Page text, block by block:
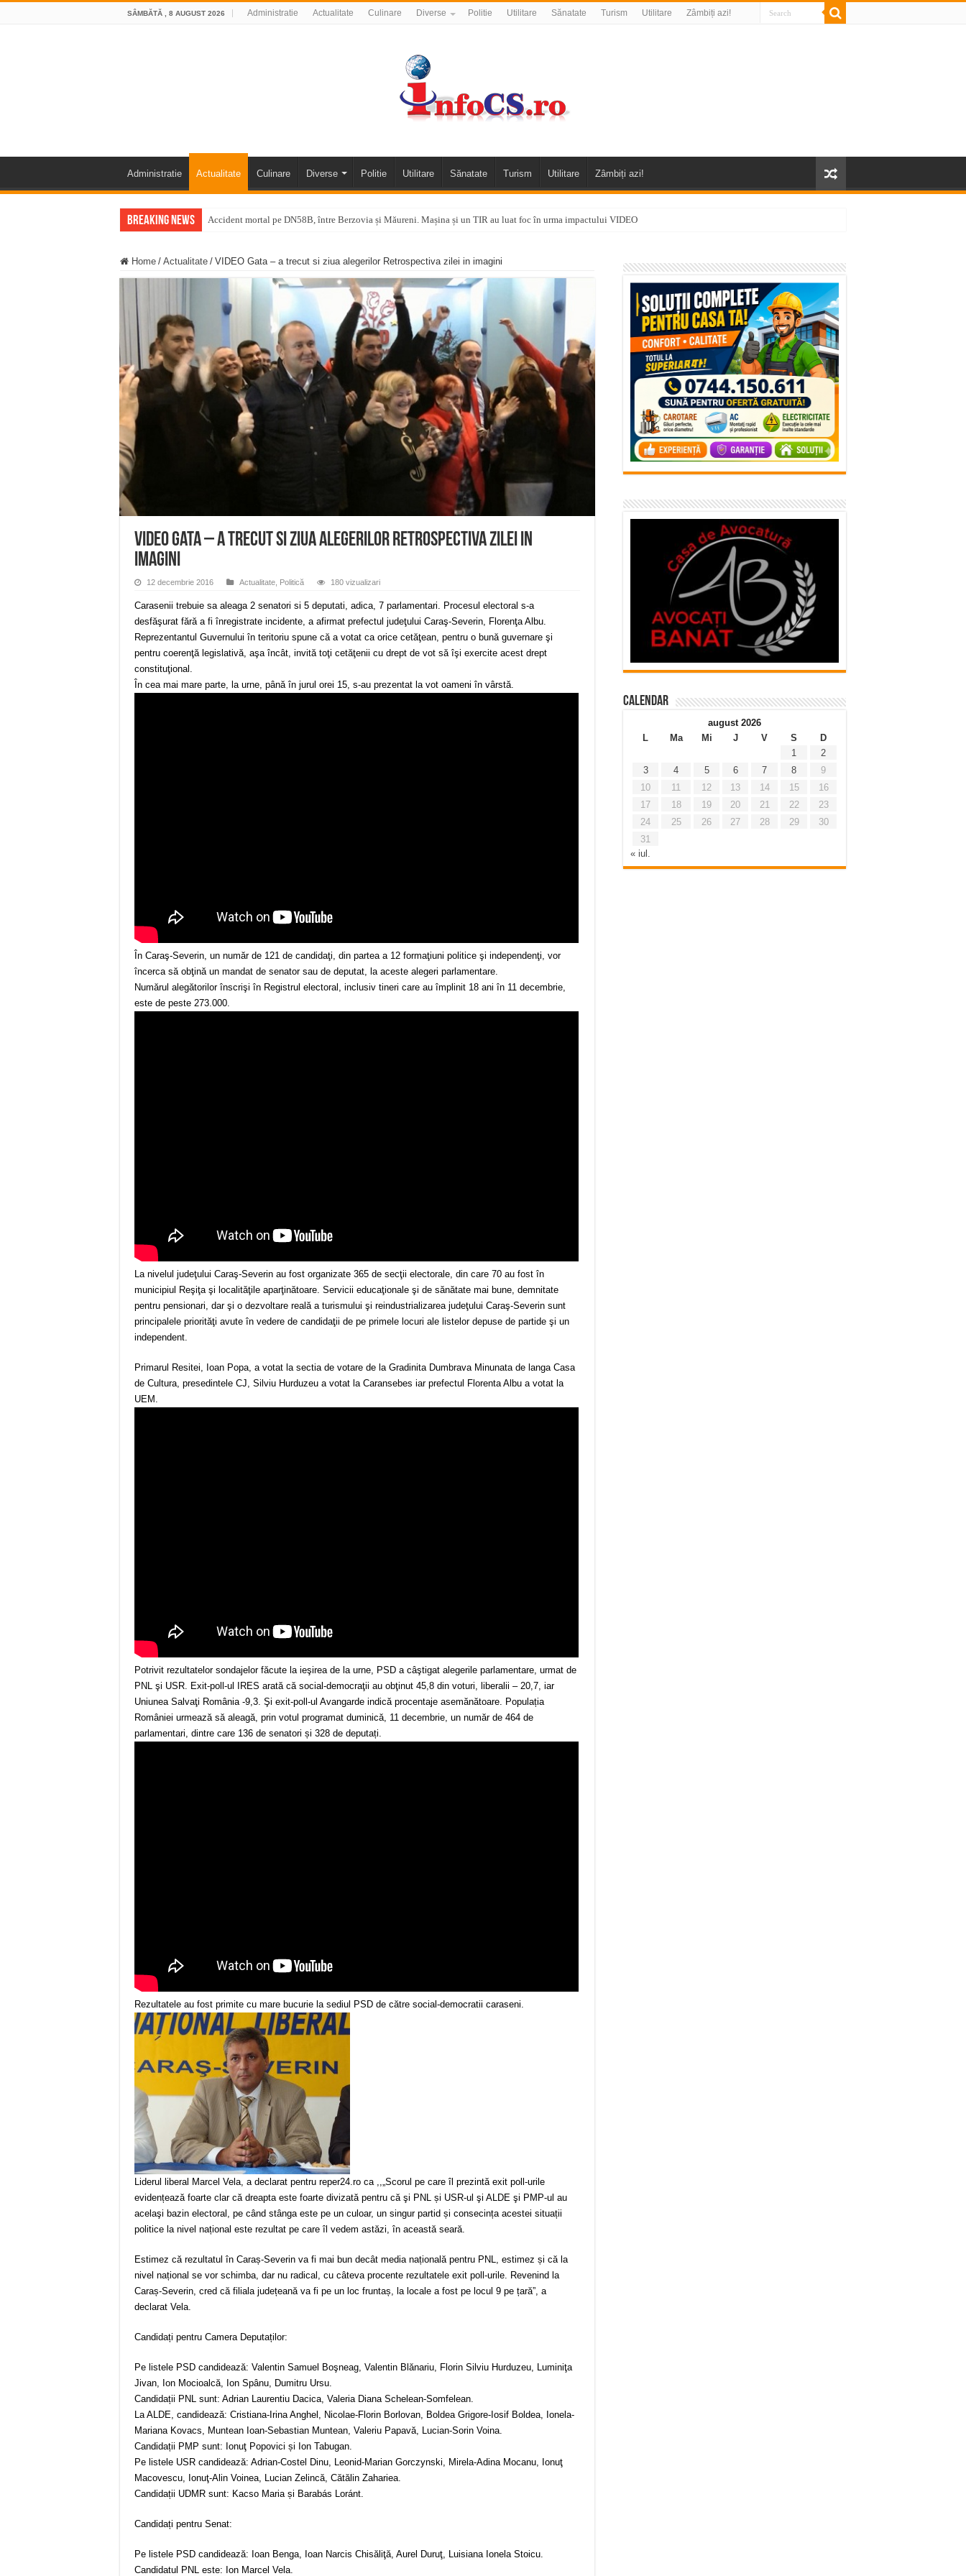
SÂMBĂTĂ , 8 AUGUST 2026 Administratie Actualitate Culinare Diverse Politie Utilitare Sănatate Turism Utilitare Zâmbiți azi!
Administratie Actualitate Culinare Diverse Politie Utilitare Sănatate Turism Utilitare Zâmbiți azi!
Breaking News Accident mortal pe DN58B, între Berzovia și Măureni. Mașina și un TIR au luat foc în urma impactului VIDEO
Furtuna și vijelia au lovit Valea Almăjului și zona Oravița – Cărbunari VIDEO
Întreruperi temporare ale furnizării apei potabile în Bocșa Română, în data de 6 august 2026
ANUNŢ OPRIRE ANUNŢ OPRIRE APĂ în ORAVIȚA – 05.08.2026 – avarie
Anunț important – Închidere temporară Podul de Piatră din Herculane
Ștrandul Termal Ring din Oravița – locul unde natura a ascuns un izvor de sănătate VIDEO
Miresme de lavandă, mentă și flori de vară și râsete de copii la Carașova VIDEO
ANUNȚ OPRIRE APĂ în Reșița – avarie – 04.08.2026 – str. Văliugului și Plastomet
ANUNŢ OPRIRE APĂ în CARANSEBEȘ – 04.08.2026 – avarie – Calea Severinului
Home / Actualitate / VIDEO Gata – a trecut si ziua alegerilor Retrospectiva zilei in imagini
VIDEO Gata – a trecut si ziua alegerilor Retrospectiva zilei in
imagini
12 decembrie 2016 Actualitate, Politică 180 vizualizari
Carasenii trebuie sa aleaga 2 senatori si 5 deputati, adica, 7 parlamentari. Procesul electoral s-a
desfăşurat fără a fi înregistrate incidente, a afirmat prefectul judeţului Caraş-Severin, Florenţa Albu.
Reprezentantul Guvernului în teritoriu spune că a votat ca orice cetăţean, pentru o bună guvernare şi
pentru coerenţă legislativă, aşa încât, invită toţi cetăţenii cu drept de vot să îşi exercite acest drept
constituţional.
În cea mai mare parte, la urne, până în jurul orei 15, s-au prezentat la vot oameni în vârstă.
În Caraş-Severin, un număr de 121 de candidaţi, din partea a 12 formaţiuni politice şi independenţi, vor
încerca să obţină un mandat de senator sau de deputat, la aceste alegeri parlamentare.
Numărul alegătorilor înscrişi în Registrul electoral, inclusiv tineri care au împlinit 18 ani în 11 decembrie,
este de peste 273.000.
La nivelul judeţului Caraş-Severin au fost organizate 365 de secţii electorale, din care 70 au fost în
municipiul Reşiţa şi localităţile aparţinătoare. Servicii educaţionale şi de sănătate mai bune, demnitate
pentru pensionari, dar şi o dezvoltare reală a turismului şi reindustrializarea judeţului Caraş-Severin sunt
principalele priorităţi avute în vedere de candidaţii de pe primele locuri ale listelor depuse de partide şi un
independent.
Primarul Resitei, Ioan Popa, a votat la sectia de votare de la Gradinita Dumbrava Minunata de langa Casa
de Cultura, presedintele CJ, Silviu Hurduzeu a votat la Caransebes iar prefectul Florenta Albu a votat la
UEM.
Potrivit rezultatelor sondajelor făcute la ieşirea de la urne, PSD a câştigat alegerile parlamentare, urmat de
PNL şi USR. Exit-poll-ul IRES arată că social-democraţii au obţinut 45,8 din voturi, liberalii – 20,7, iar
Uniunea Salvaţi România -9,3. Şi exit-poll-ul Avangarde indică procentaje asemănătoare. Populația
României urmează să aleagă, prin votul programat duminică, 11 decembrie, un număr de 464 de
parlamentari, dintre care 136 de senatori și 328 de deputați.
Rezultatele au fost primite cu mare bucurie la sediul PSD de către social-democratii caraseni.
Liderul liberal Marcel Vela, a declarat pentru reper24.ro ca ,,„Scorul pe care îl prezintă exit poll-urile
evidențează foarte clar că dreapta este foarte divizată pentru că şi PNL și USR-ul şi ALDE şi PMP-ul au
acelaşi bazin electoral, pe când stânga este pe un culoar, un singur partid și consecința acestei situații
politice la nivel național este rezultat pe care îl vedem astăzi, în această seară.
Estimez că rezultatul în Caraș-Severin va fi mai bun decât media națională pentru PNL, estimez și că la
nivel național se vor schimba, dar nu radical, cu câteva procente rezultatele exit poll-urile. Revenind la
Caraș-Severin, cred că filiala județeană va fi pe un loc fruntaș, la locale a fost pe locul 9 pe țară”, a
declarat Vela.
Candidați pentru Camera Deputaților:
Pe listele PSD candidează: Valentin Samuel Boşneag, Valentin Blănariu, Florin Silviu Hurduzeu, Luminiţa
Jivan, Ion Mocioalcă, Ion Spânu, Dumitru Ursu.
Candidații PNL sunt: Adrian Laurentiu Dacica, Valeria Diana Schelean-Somfelean.
La ALDE, candidează: Cristiana-Irina Anghel, Nicolae-Florin Borlovan, Boldea Grigore-Iosif Boldea, Ionela-
Mariana Kovacs, Muntean Ioan-Sebastian Muntean, Valeriu Papavă, Lucian-Sorin Voina.
Candidații PMP sunt: Ionuţ Popovici și Ion Tabugan.
Pe listele USR candidează: Adrian-Costel Dinu, Leonid-Marian Gorczynski, Mirela-Adina Mocanu, Ionuţ
Macovescu, Ionuţ-Alin Voinea, Lucian Zelincă, Cătălin Zahariea.
Candidații UDMR sunt: Kacso Maria și Barabás Loránt.
Candidați pentru Senat:
Pe listele PSD candidează: Ioan Benga, Ioan Narcis Chisăliţă, Aurel Duruţ, Luisiana Ionela Stoicu.
Candidatul PNL este: Ion Marcel Vela.
Calendar
august 2026
L
Ma Mi J V S
D
1
2
3
4 5 6 7 8
9
10
11 12 13 14 15
16
17
18 19 20 21 22
23
24
25 26 27 28 29
30
31
« iul.